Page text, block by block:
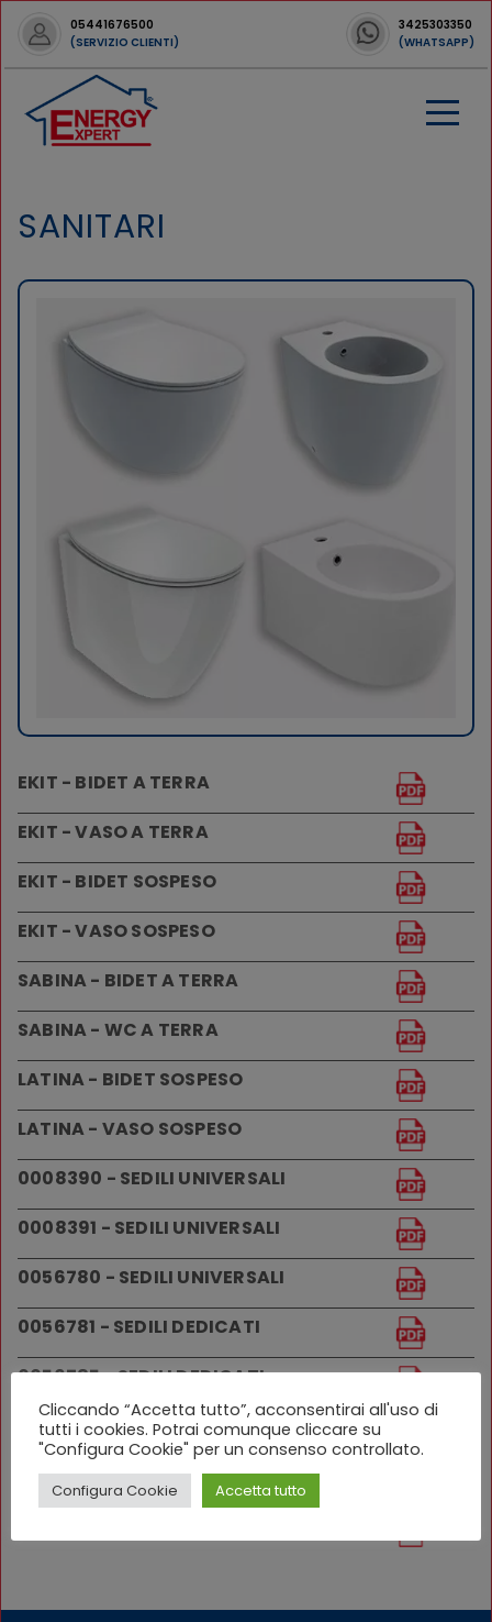
05441676500
(SERVIZIO CLIENTI)
3425303350
(WHATSAPP)
SANITARI
EKIT - BIDET A TERRA
EKIT - VASO A TERRA
EKIT - BIDET SOSPESO
EKIT - VASO SOSPESO
SABINA - BIDET A TERRA
SABINA - WC A TERRA
LATINA - BIDET SOSPESO
LATINA - VASO SOSPESO
0008390 - SEDILI UNIVERSALI
0008391 - SEDILI UNIVERSALI
0056780 - SEDILI UNIVERSALI
0056781 - SEDILI DEDICATI
0056785 - SEDILI DEDICATI
BABY LAVABO
VASO BABY A TERRA
Cliccando “Accetta tutto”, acconsentirai all'uso di
tutti i cookies. Potrai comunque cliccare su
"Configura Cookie" per un consenso controllato.
Configura Cookie Accetta tutto